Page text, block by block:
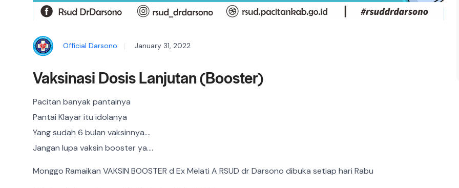
Official Darsono January 31, 2022
Vaksinasi Dosis Lanjutan (Booster)
Pacitan banyak pantainya
Pantai Klayar itu idolanya
Yang sudah 6 bulan vaksinnya….
Jangan lupa vaksin booster ya….
Monggo Ramaikan VAKSIN BOOSTER d Ex Melati A RSUD dr Darsono dibuka setiap hari Rabu